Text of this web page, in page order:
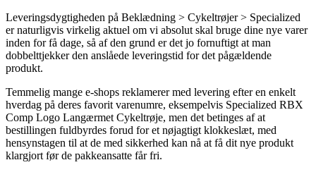
Leveringsdygtigheden på Beklædning > Cykeltrøjer > Specialized
er naturligvis virkelig aktuel om vi absolut skal bruge dine nye varer
inden for få dage, så af den grund er det jo fornuftigt at man
dobbelttjekker den anslåede leveringstid for det pågældende
produkt.
Temmelig mange e-shops reklamerer med levering efter en enkelt
hverdag på deres favorit varenumre, eksempelvis Specialized RBX
Comp Logo Langærmet Cykeltrøje, men det betinges af at
bestillingen fuldbyrdes forud for et nøjagtigt klokkeslæt, med
hensynstagen til at de med sikkerhed kan nå at få dit nye produkt
klargjort før de pakkeansatte får fri.